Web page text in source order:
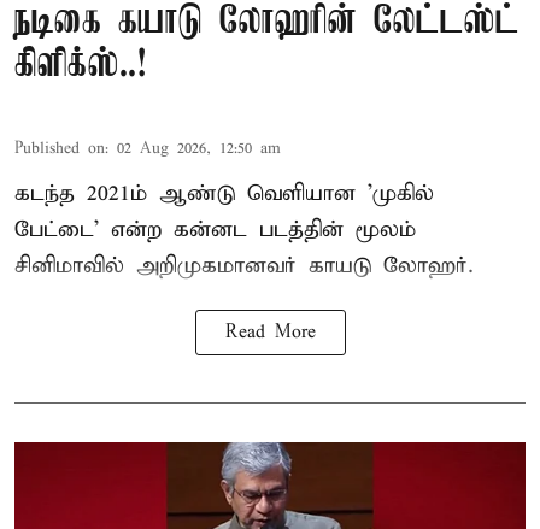
நடிகை கயாடு லோஹரின் லேட்டஸ்ட்
கிளிக்ஸ்..!
Published on: 02 Aug 2026, 12:50 am
கடந்த 2021ம் ஆண்டு வெளியான 'முகில்
பேட்டை' என்ற கன்னட படத்தின் மூலம்
சினிமாவில் அறிமுகமானவர் காயடு லோஹர்.
Read More